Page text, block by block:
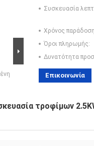
Συσκευασία
Χρόνος
Όροι πληρωμής:
Δυνατότητα
Επικοινωνία
τροφίμων